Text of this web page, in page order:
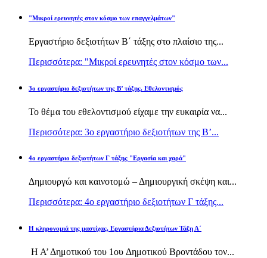
"Μικροί ερευνητές στον κόσμο των επαγγελμάτων"
Εργαστήριο δεξιοτήτων Β΄ τάξης στο πλαίσιο της...
Περισσότερα: "Μικροί ερευνητές στον κόσμο των...
3ο εργαστήριο δεξιοτήτων της Β’ τάξης. Εθελοντισμός
Το θέμα του εθελοντισμού είχαμε την ευκαιρία να...
Περισσότερα: 3ο εργαστήριο δεξιοτήτων της Β’...
4ο εργαστήριο δεξιοτήτων Γ τάξης "Εργασία και χαρά"
Δημιουργώ και καινοτομώ – Δημιουργική σκέψη και...
Περισσότερα: 4ο εργαστήριο δεξιοτήτων Γ τάξης...
H κληρονομιά της μαστίχας, Εργαστήρια Δεξιοτήτων Τάξη Α΄
Η Α’ Δημοτικού του 1ου Δημοτικού Βροντάδου τον...